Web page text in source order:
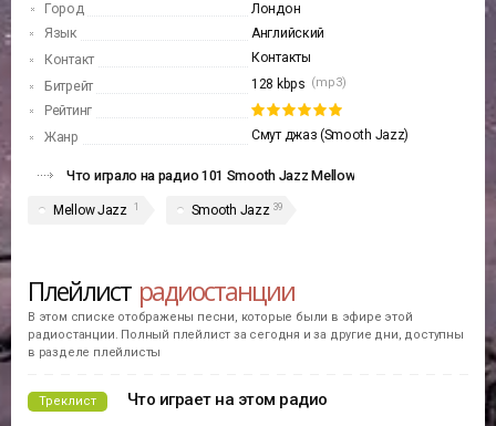
Город
Лондон
Язык
Английский
Контакт
Контакты
Битрейт
128 kbps (mp3)
Рейтинг
Жанр
Смут джаз (Smooth Jazz)
Что играло на радио 101 Smooth Jazz Mellow
Mellow Jazz 1 Smooth Jazz 39
Плейлист радиостанции
В этом списке отображены песни, которые были в эфире этой
радиостанции. Полный плейлист за сегодня и за другие дни, доступны
в разделе плейлисты
Треклист Что играет на этом радио